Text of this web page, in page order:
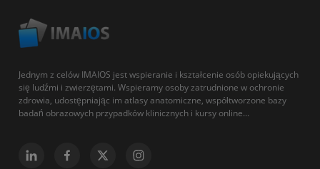
Jednym z celów IMAIOS jest wspieranie i kształcenie osób opiekujących
się ludźmi i zwierzętami. Wspieramy osoby zatrudnione w ochronie
zdrowia, udostępniając im atlasy anatomiczne, współtworzone bazy
badań obrazowych przypadków klinicznych i kursy online...